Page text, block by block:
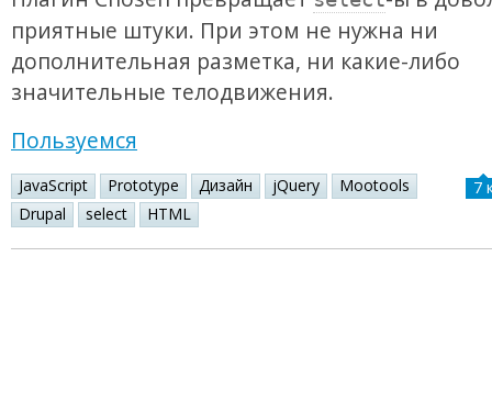
приятные штуки. При этом не нужна ни
дополнительная разметка, ни какие-либо
значительные телодвижения.
Пользуемся
JavaScript Prototype Дизайн jQuery
Mootools
Drupal
select HTML
7